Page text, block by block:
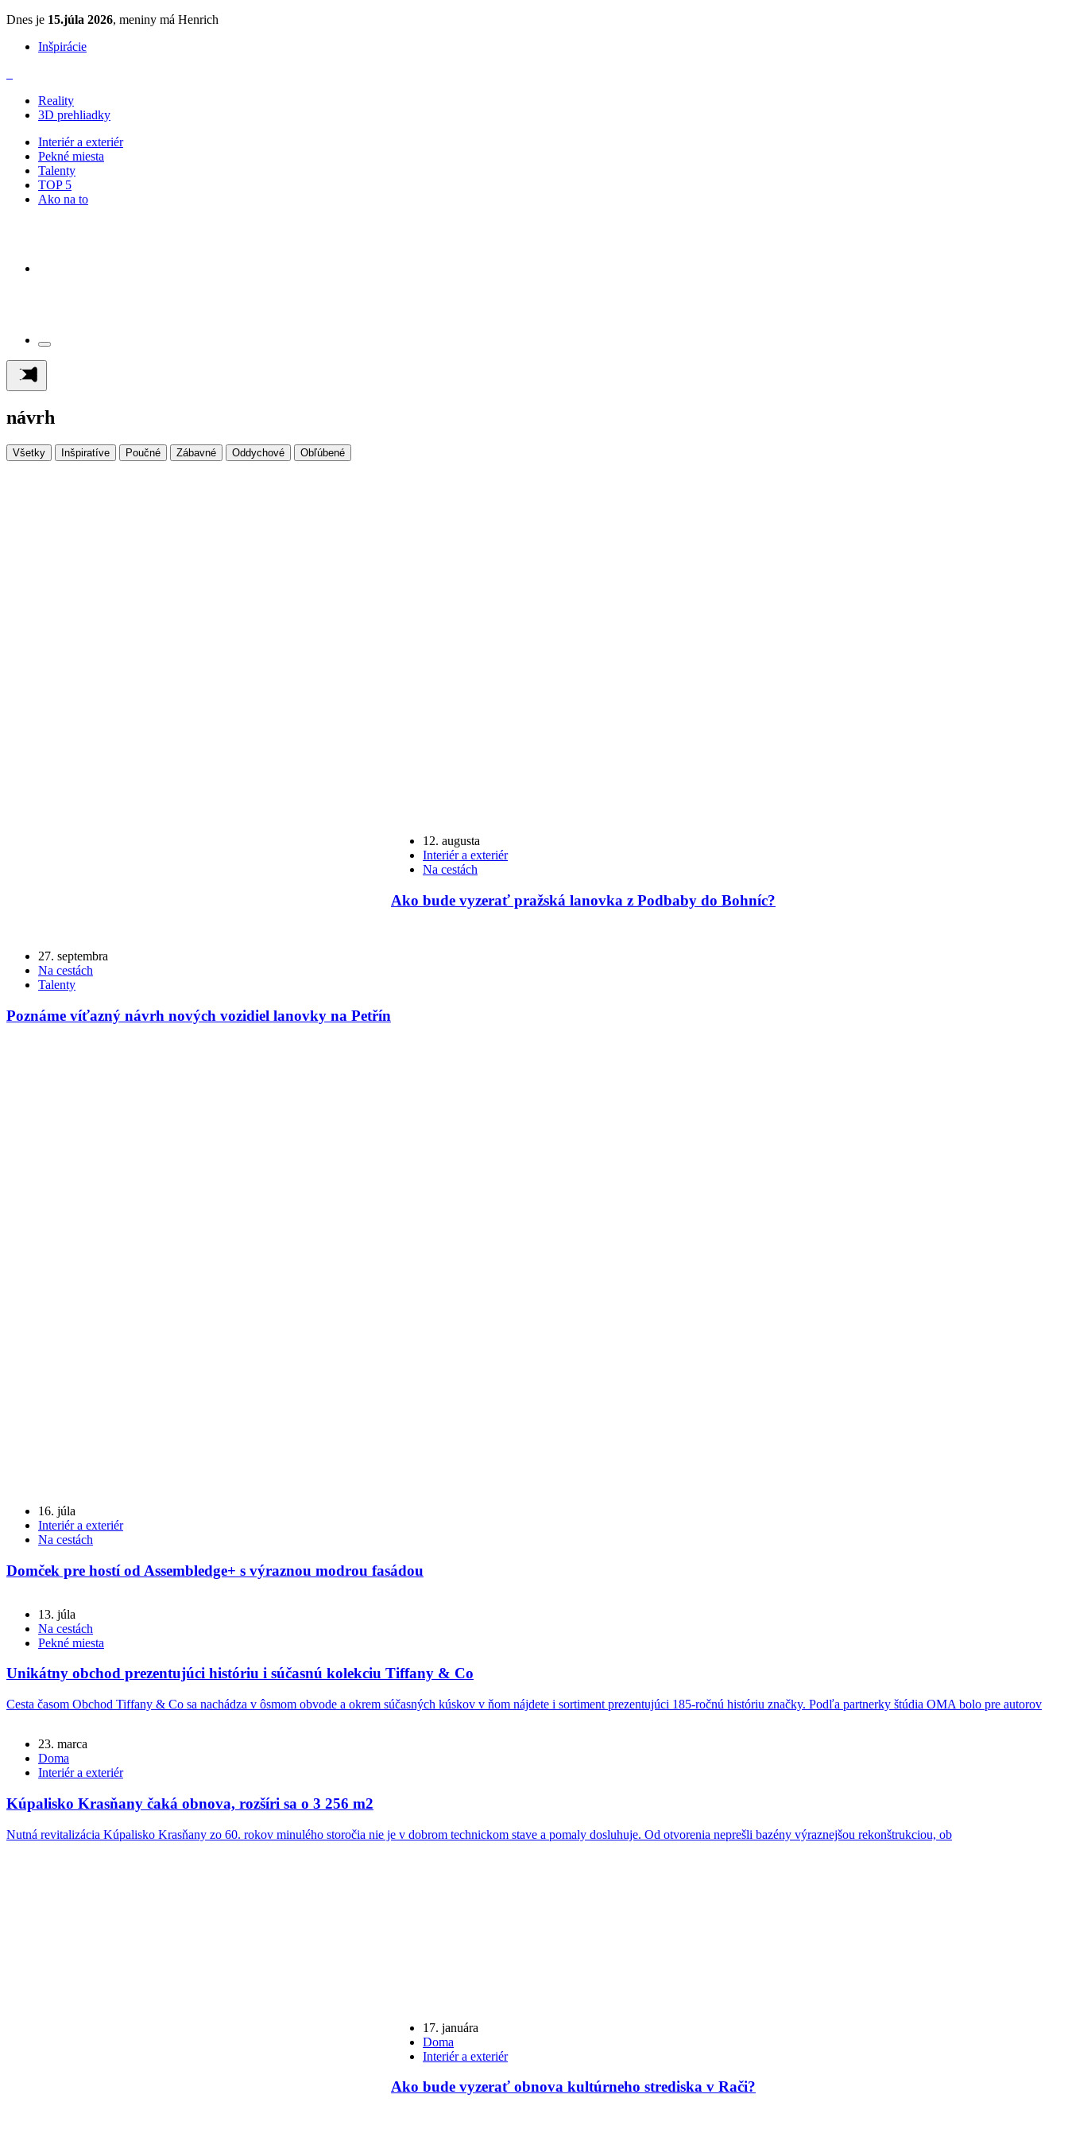
Dnes je 15.júla 2026, meniny má Henrich
Inšpirácie
Reality
3D prehliadky
Interiér a exteriér
Pekné miesta
Talenty
TOP 5
Ako na to
návrh
Všetky Inšpiratíve Poučné Zábavné Oddychové Obľúbené
27. septembra
Na cestách
Talenty
Poznáme víťazný návrh nových vozidiel lanovky na Petřín
12. augusta
Interiér a exteriér
Na cestách
Ako bude vyzerať pražská lanovka z Podbaby do Bohníc?
16. júla
Interiér a exteriér
Na cestách
Domček pre hostí od Assembledge+ s výraznou modrou fasádou
13. júla
Na cestách
Pekné miesta
Unikátny obchod prezentujúci históriu i súčasnú kolekciu Tiffany & Co
Cesta časom Obchod Tiffany & Co sa nachádza v ôsmom obvode a okrem súčasných kúskov v ňom nájdete i sortiment prezentujúci 185-ročnú históriu značky. Podľa partnerky štúdia OMA bolo pre autorov
23. marca
Doma
Interiér a exteriér
Kúpalisko Krasňany čaká obnova, rozšíri sa o 3 256 m2
Nutná revitalizácia Kúpalisko Krasňany zo 60. rokov minulého storočia nie je v dobrom technickom stave a pomaly dosluhuje. Od otvorenia neprešli bazény výraznejšou rekonštrukciou, ob
17. januára
Doma
Interiér a exteriér
Ako bude vyzerať obnova kultúrneho strediska v Rači?